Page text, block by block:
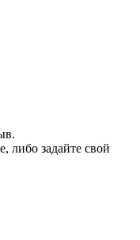
либо задайте свой